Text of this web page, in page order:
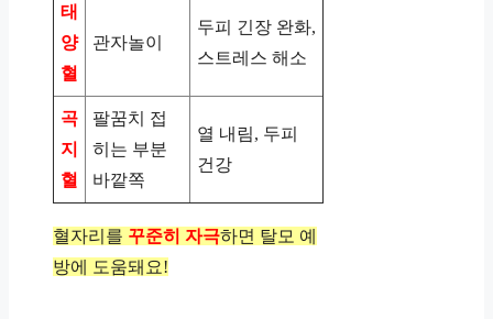
태
양
혈
관자놀이
두피 긴장 완화,
스트레스 해소
곡
지
혈
팔꿈치 접
히는 부분
바깥쪽
열 내림, 두피
건강
혈자리를 꾸준히 자극하면 탈모 예
방에 도움돼요!